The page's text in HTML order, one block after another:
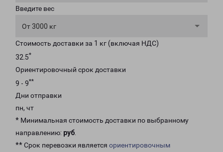
Введите вес
От 3000 кг
Стоимость доставки за 1 кг (включая НДС)
32.5*
Ориентировочный срок доставки
9 - 9**
Дни отправки
пн, чт
* Минимальная стоимость доставки по выбранному
направлению: руб.
** Срок перевозки является ориентировочным